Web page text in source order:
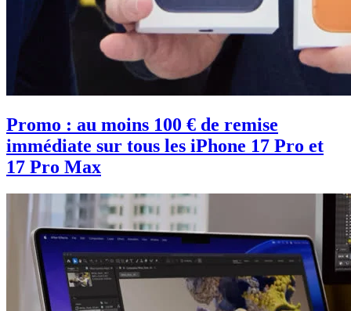
Promo : au moins 100 € de remise
immédiate sur tous les iPhone 17 Pro et
17 Pro Max